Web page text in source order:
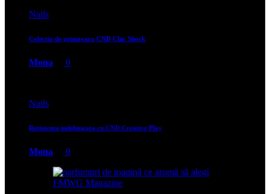
Nails
Colectia de primavara CND Chic Shock
Mona 0
Nails
Rezistenta indelungata cu CND Creative Play
Mona 0